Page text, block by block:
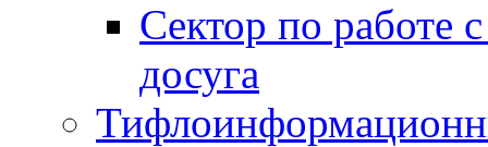
Сектор по работе
досуга